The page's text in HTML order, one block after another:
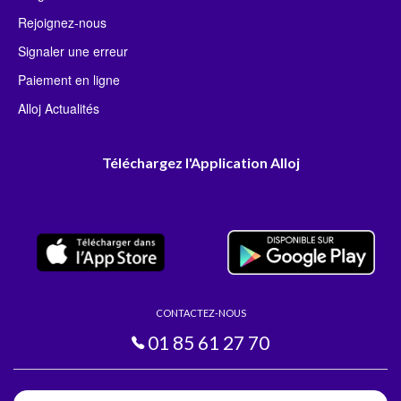
Rejoignez-nous
Signaler une erreur
Paiement en ligne
Alloj Actualités
Téléchargez l'Application Alloj
CONTACTEZ-NOUS
01 85 61 27 70